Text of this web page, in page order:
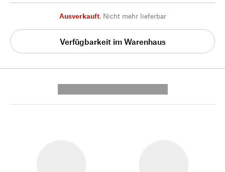
Ausverkauft, Nicht mehr lieferbar
Verfügbarkeit im Warenhaus